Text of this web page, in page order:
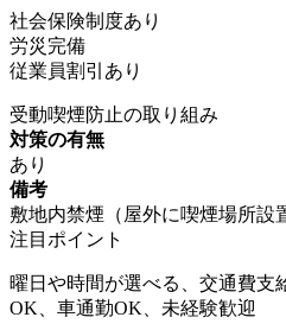
社会保険制度あり
労災完備
従業員割引あり
受動喫煙防止の取り組み
対策の有無
あり
備考
敷地内禁煙（屋外に喫煙場所設
注目ポイント
曜日や時間が選べる、交通費支
OK、車通勤OK、未経験歓迎